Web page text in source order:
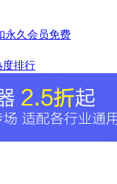
永久会员免费
度排行